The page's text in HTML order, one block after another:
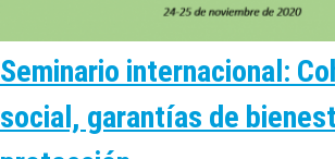
Seminario internacional:
social, garantías de